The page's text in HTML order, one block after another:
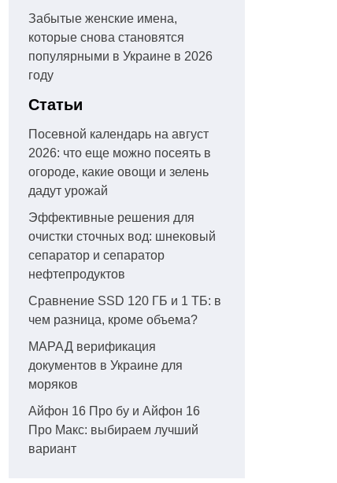
Забытые женские имена,
которые снова становятся
популярными в Украине в 2026
году
Статьи
Посевной календарь на август
2026: что еще можно посеять в
огороде, какие овощи и зелень
дадут урожай
Эффективные решения для
очистки сточных вод: шнековый
сепаратор и сепаратор
нефтепродуктов
Сравнение SSD 120 ГБ и 1 ТБ: в
чем разница, кроме объема?
МАРАД верификация
документов в Украине для
моряков
Айфон 16 Про бу и Айфон 16
Про Макс: выбираем лучший
вариант